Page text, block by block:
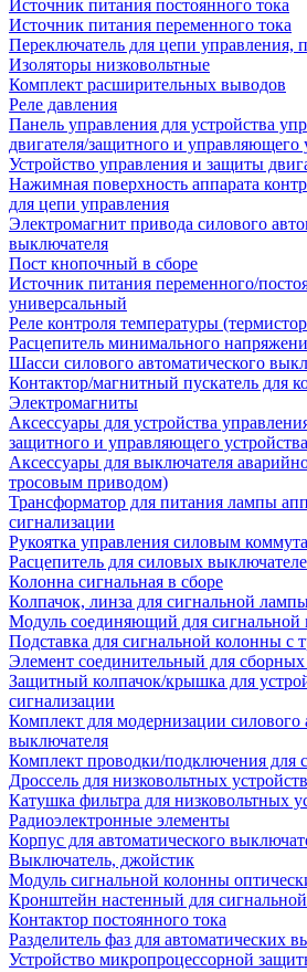
Источник питания постоянного тока
Источник питания переменного тока
Переключатель для цепи управления,
Изоляторы низковольтные
Комплект расширительных выводов
Реле давления
Панель управления для устройства
двигателя/защитного и управляющего
Устройство управления и защиты
Нажимная поверхность аппарата
для цепи управления
Электромагнит привода силового
выключателя
Пост кнопочный в сборе
Источник питания переменного/
универсальный
Реле контроля температуры
Расцепитель минимального
Шасси силового автоматического
Контактор/магнитный пускатель для
Электромагниты
Аксессуары для устройства
защитного и управляющего устройства
Аксессуары для выключателя
тросовым приводом)
Трансформатор для питания лампы
сигнализации
Рукоятка управления силовым
Расцепитель для силовых
Колонна сигнальная в сборе
Колпачок, линза для сигнальной
Модуль соединяющий для сигнальной
Подставка для сигнальной колонны с
Элемент соединительный для
Защитный колпачок/крышка для
сигнализации
Комплект для модернизации силового
выключателя
Комплект проводки/подключения для
Дроссель для низковольтных устройств
Катушка фильтра для низковольтных
Радиоэлектронные элементы
Корпус для автоматического
Выключатель, джойстик
Модуль сигнальной колонны
Кронштейн настенный для
Контактор постоянного тока
Разделитель фаз для автоматических
Устройство микропроцессорной